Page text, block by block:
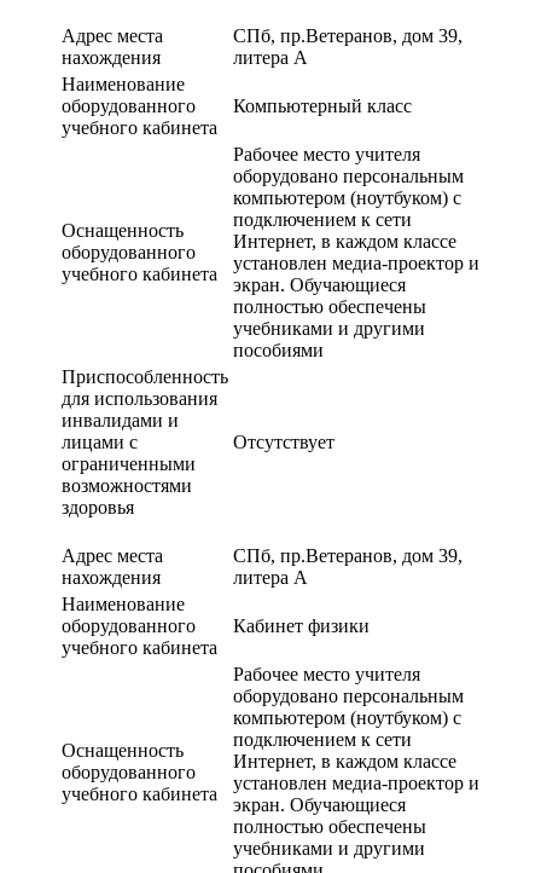
Адрес места
нахождения
СПб, пр.Ветеранов, дом 39,
литера А
Наименование
оборудованного
учебного кабинета
Компьютерный класс
Оснащенность
оборудованного
учебного кабинета
Рабочее место учителя
оборудовано персональным
компьютером (ноутбуком) с
подключением к сети
Интернет, в каждом классе
установлен медиа-проектор и
экран. Обучающиеся
полностью обеспечены
учебниками и другими
пособиями
Приспособленность
для использования
инвалидами и
лицами с
ограниченными
возможностями
здоровья
Отсутствует
Адрес места
нахождения
СПб, пр.Ветеранов, дом 39,
литера А
Наименование
оборудованного
учебного кабинета
Кабинет физики
Оснащенность
оборудованного
учебного кабинета
Рабочее место учителя
оборудовано персональным
компьютером (ноутбуком) с
подключением к сети
Интернет, в каждом классе
установлен медиа-проектор и
экран. Обучающиеся
полностью обеспечены
учебниками и другими